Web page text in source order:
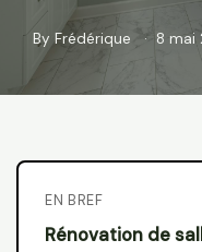
By Frédérique 8 mai
EN BREF
Rénovation de